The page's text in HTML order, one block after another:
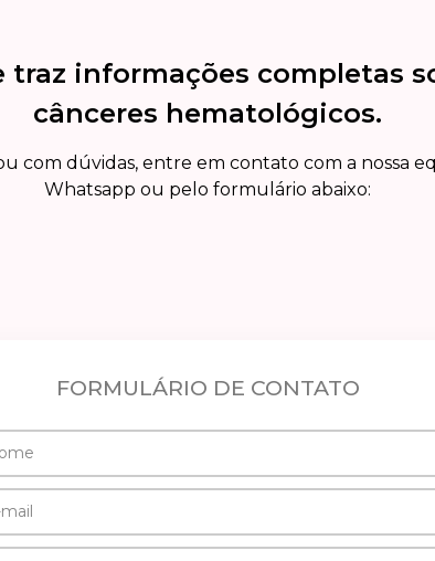
traz informações completas
cânceres hematológicos.
com dúvidas, entre em contato com a nossa
Whatsapp ou pelo formulário abaixo:
FORMULÁRIO DE CONTATO